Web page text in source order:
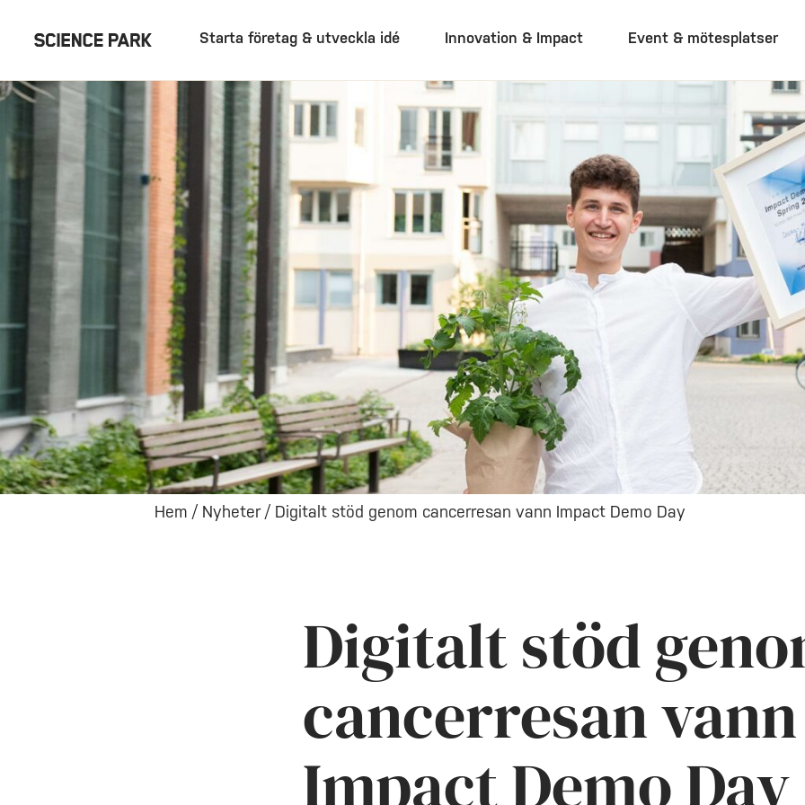
Starta företag & utveckla idé Innovation & Impact Event & mötesplatser
Hem / Nyheter/ Digitalt stöd genom cancerresan vann Impact Demo Day
Digitalt stöd
cancerresan vann
Impact Demo Day